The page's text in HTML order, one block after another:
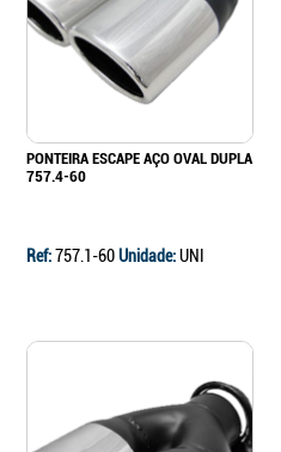
PONTEIRA ESCAPE AÇO OVAL DUPLA
757.4-60
Ref:757.1-60Unidade:UNI